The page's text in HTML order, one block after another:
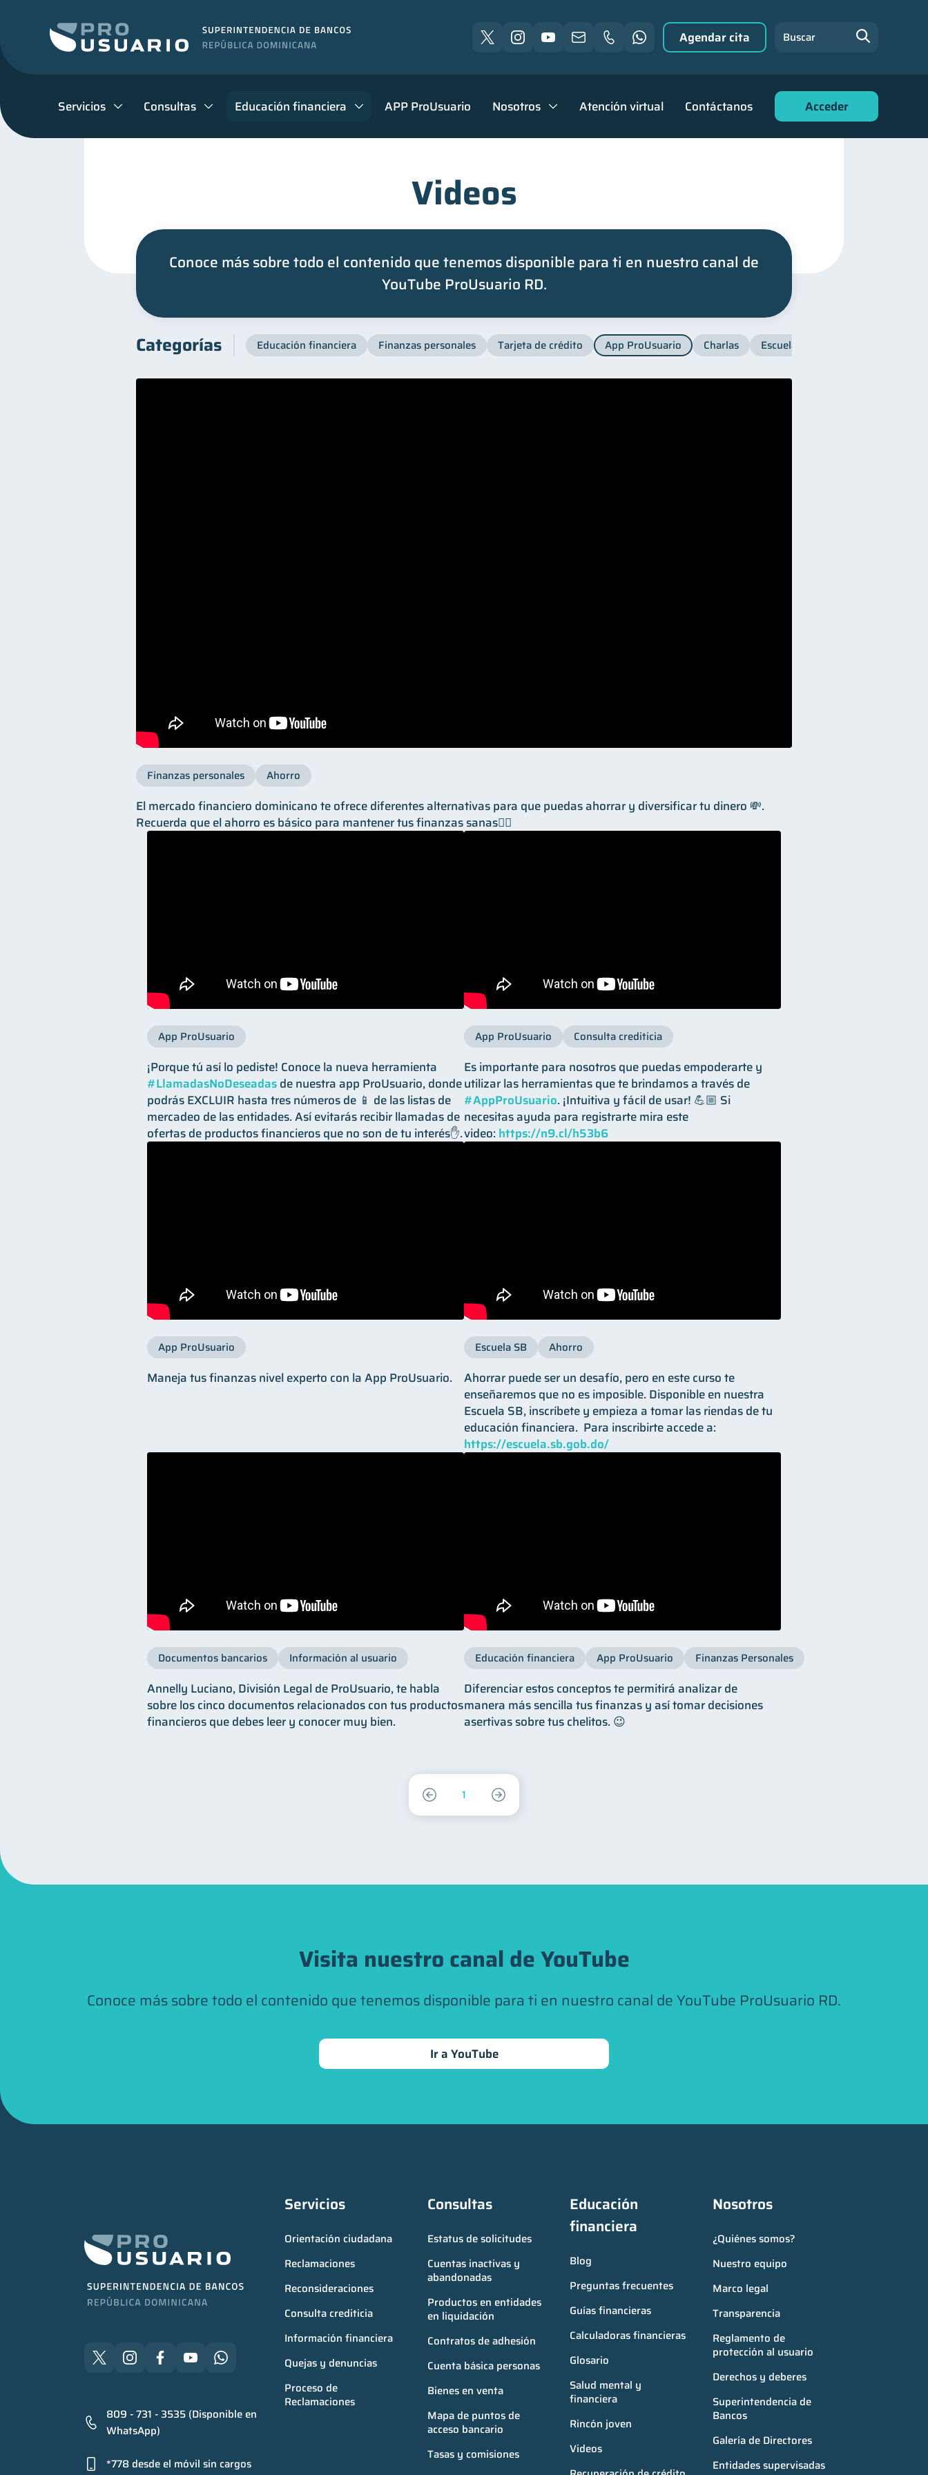
Servicios Consultas Educación financiera APP ProUsuario Nosotros Atención virtual Contáctanos Acceder
Agendar cita Buscar
Visita nuestro canal de YouTube
Conoce más sobre todo el contenido que tenemos disponible para ti en nuestro canal de YouTube ProUsuario RD.
Ir a YouTube
Videos
Conoce más sobre todo el contenido que tenemos disponible para ti en nuestro canal de
YouTube ProUsuario RD.
Categorías Educación financiera Finanzas personales Tarjeta de crédito App ProUsuario Charlas Escuela SB
Finanzas personales Ahorro
El mercado financiero dominicano te ofrece diferentes alternativas para que puedas ahorrar y diversificar tu dinero 💸.
Recuerda que el ahorro es básico para mantener tus finanzas sanas👌🏼
App ProUsuario
¡Porque tú así lo pediste! Conoce la nueva herramienta
#LlamadasNoDeseadasde nuestra app ProUsuario, donde
podrás EXCLUIR hasta tres números de 📱 de las listas de
mercadeo de las entidades. Así evitarás recibir llamadas de
ofertas de productos financieros que no son de tu interés✋.
App ProUsuario Consulta crediticia
Es importante para nosotros que puedas empoderarte y
utilizar las herramientas que te brindamos a través de
#AppProUsuario. ¡Intuitiva y fácil de usar! 💪🏼 Si
necesitas ayuda para registrarte mira este
video:https://n9.cl/h53b6
App ProUsuario
Maneja tus finanzas nivel experto con la App ProUsuario.
Escuela SB Ahorro
Ahorrar puede ser un desafío, pero en este curso te
enseñaremos que no es imposible. Disponible en nuestra
Escuela SB, inscríbete y empieza a tomar las riendas de tu
educación financiera. ​ Para inscribirte accede a:
https://escuela.sb.gob.do/
Documentos bancarios Información al usuario
Annelly Luciano, División Legal de ProUsuario, te habla
sobre los cinco documentos relacionados con tus productos
financieros que debes leer y conocer muy bien.
Educación financiera App ProUsuario Finanzas Personales
Diferenciar estos conceptos te permitirá analizar de
manera más sencilla tus finanzas y así tomar decisiones
asertivas sobre tus chelitos. 😉
1
809 - 731 - 3535 (Disponible en
WhatsApp)
*778 desde el móvil sin cargos
Servicios
Orientación ciudadana
Reclamaciones
Reconsideraciones
Consulta crediticia
Información financiera
Quejas y denuncias
Proceso de
Reclamaciones
Consultas
Estatus de solicitudes
Cuentas inactivas y
abandonadas
Productos en entidades
en liquidación
Contratos de adhesión
Cuenta básica personas
Bienes en venta
Mapa de puntos de
acceso bancario
Tasas y comisiones
Educación
financiera
Blog
Preguntas frecuentes
Guías financieras
Calculadoras financieras
Glosario
Salud mental y
financiera
Rincón joven
Videos
Nosotros
¿Quiénes somos?
Nuestro equipo
Marco legal
Transparencia
Reglamento de
protección al usuario
Derechos y deberes
Superintendencia de
Bancos
Galería de Directores
Entidades supervisadas